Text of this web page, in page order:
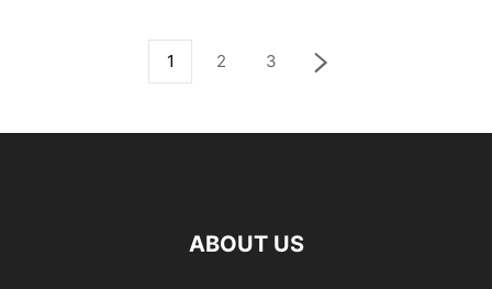
1 2 3
ABOUT US